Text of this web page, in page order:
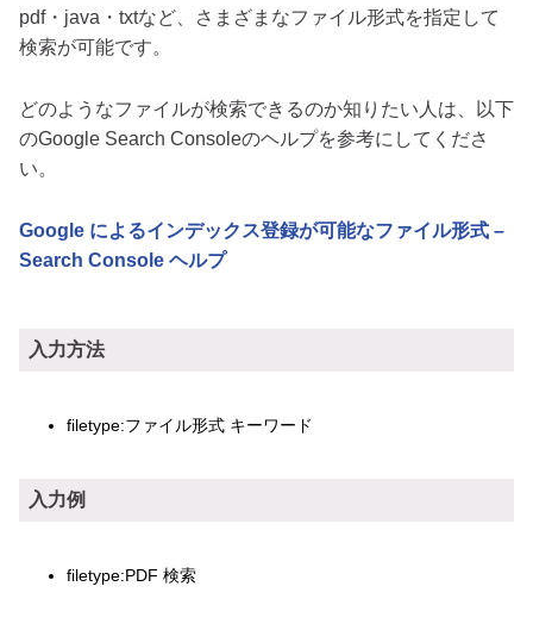
pdf・java・txtなど、さまざまなファイル形式を指定して
検索が可能です。
どのようなファイルが検索できるのか知りたい人は、以下
のGoogle Search Consoleのヘルプを参考にしてくださ
い。
Google によるインデックス登録が可能なファイル形式 –
Search Console ヘルプ
入力方法
filetype:ファイル形式 キーワード
入力例
filetype:PDF 検索